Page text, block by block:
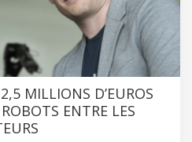
MILLIONS D’EUROS
ENTRE LES